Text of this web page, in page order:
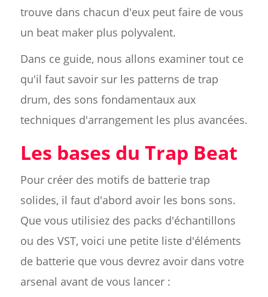
trouve dans chacun d'eux peut faire de vous
un beat maker plus polyvalent.
Dans ce guide, nous allons examiner tout ce
qu'il faut savoir sur les patterns de trap
drum, des sons fondamentaux aux
techniques d'arrangement les plus avancées.
Les bases du Trap Beat
Pour créer des motifs de batterie trap
solides, il faut d'abord avoir les bons sons.
Que vous utilisiez des packs d'échantillons
ou des VST, voici une petite liste d'éléments
de batterie que vous devrez avoir dans votre
arsenal avant de vous lancer :